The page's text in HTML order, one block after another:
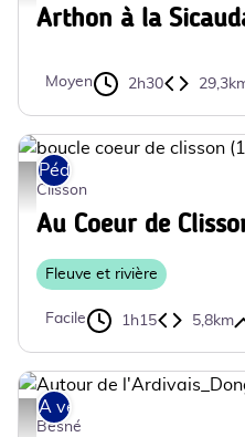
Arthon à la
Moyen 2h30
boucle coeur de clisson (1) -
Pédestre
Clisson
Au Coeur de
Fleuve et rivière
Facile 1h15 5,8km
Autour de
A vélo
Besné